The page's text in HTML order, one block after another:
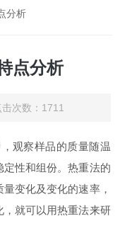
分析
点分析
次数：1711
观察样品的质量随温
定性和组份。热重法的
变化及变化的速率，
就可以用热重法来研